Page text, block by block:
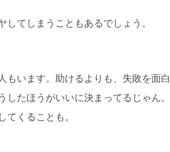
てしまうこともあるでしょう。
もいます。助けるよりも、失敗を面白
たほうがいいに決まってるじゃん。
くることも。